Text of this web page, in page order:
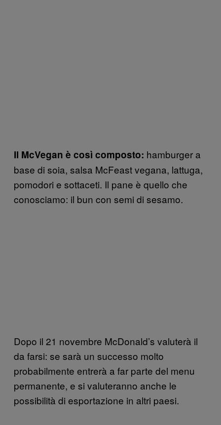
Il McVegan è così composto: hamburger a
base di soia, salsa McFeast vegana, lattuga,
pomodori e sottaceti. Il pane è quello che
conosciamo: il bun con semi di sesamo.
Dopo il 21 novembre McDonald’s valuterà il
da farsi: se sarà un successo molto
probabilmente entrerà a far parte del menu
permanente, e si valuteranno anche le
possibilità di esportazione in altri paesi.